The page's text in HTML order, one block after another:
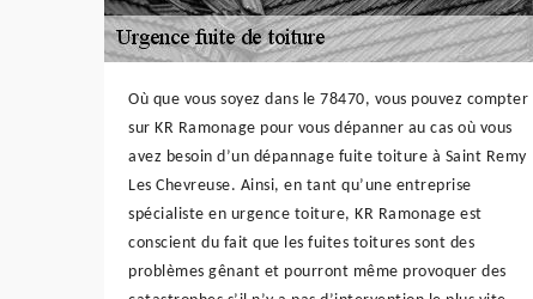
Où que vous soyez dans le 78470, vous pouvez compter
sur KR Ramonage pour vous dépanner au cas où vous
avez besoin d’un dépannage fuite toiture à Saint Remy
Les Chevreuse. Ainsi, en tant qu’une entreprise
spécialiste en urgence toiture, KR Ramonage est
conscient du fait que les fuites toitures sont des
problèmes gênant et pourront même provoquer des